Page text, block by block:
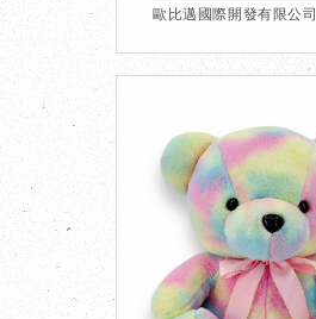
歐比邁國際開發有限公司